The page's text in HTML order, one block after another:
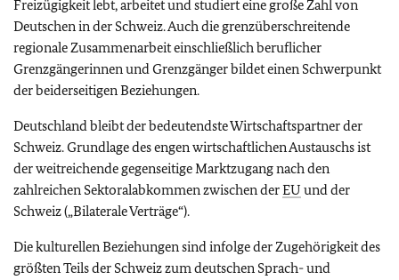
Freizügigkeit lebt, arbeitet und studiert eine große Zahl von
Deutschen in der Schweiz. Auch die grenzüberschreitende
regionale Zusammenarbeit einschließlich beruflicher
Grenzgängerinnen und Grenzgänger bildet einen Schwerpunkt
der beiderseitigen Beziehungen.
Deutschland bleibt der bedeutendste Wirtschaftspartner der
Schweiz. Grundlage des engen wirtschaftlichen Austauschs ist
der weitreichende gegenseitige Marktzugang nach den
zahlreichen Sektoralabkommen zwischen derEU und der
Schweiz („Bilaterale Verträge“).
Die kulturellen Beziehungen sind infolge der Zugehörigkeit des
größten Teils der Schweiz zum deutschen Sprach- und